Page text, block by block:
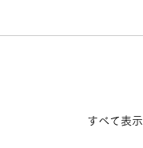
すべて表示